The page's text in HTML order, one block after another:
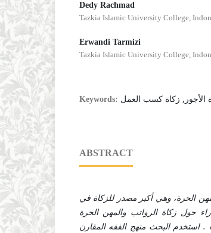
Dedy Rachmad
Tazkia Islamic University College,
Erwandi Tarmizi
Tazkia Islamic University College,
Keywords: الأجور, زكاة كسب العمل
ABSTRACT
الحرة، وهي أكبر مصدر للزكاة في
حول زكاة الرواتب والمهن الحرة
. استخدم البحث منهج الفقه المقارن